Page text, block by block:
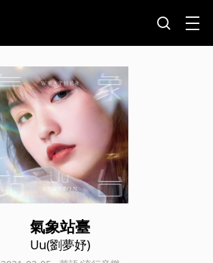
氣象站臺
Uu(劉夢妤)